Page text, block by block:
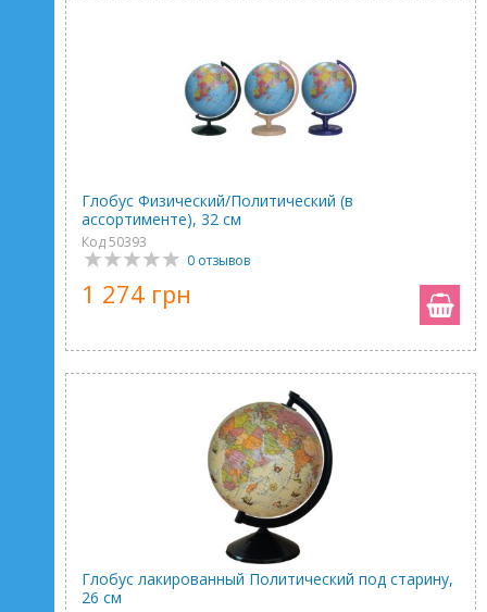
Глобус Физический/Политический (в
ассортименте), 32 см
Код 50393
0 отзывов
1 274 грн
Глобус лакированный Политический под старину,
26 см